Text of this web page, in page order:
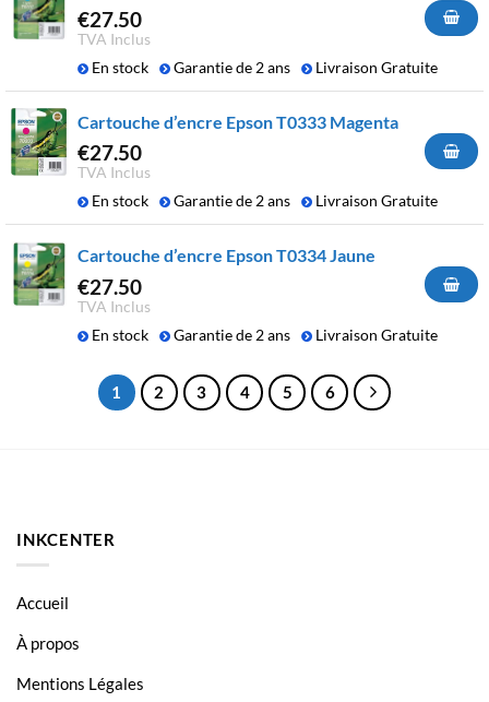
€27.50
TVA Inclus
En stock
Garantie de 2 ans Livraison Gratuite
Cartouche d’encre Epson T0333 Magenta
€27.50
TVA Inclus
En stock
Garantie de 2 ans Livraison Gratuite
Cartouche d’encre Epson T0334 Jaune
€27.50
TVA Inclus
En stock
Garantie de 2 ans Livraison Gratuite
1 2 3 4 5 6
INKCENTER
Accueil
À propos
Mentions Légales